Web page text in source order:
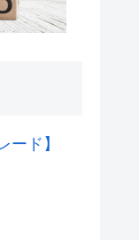
ード】